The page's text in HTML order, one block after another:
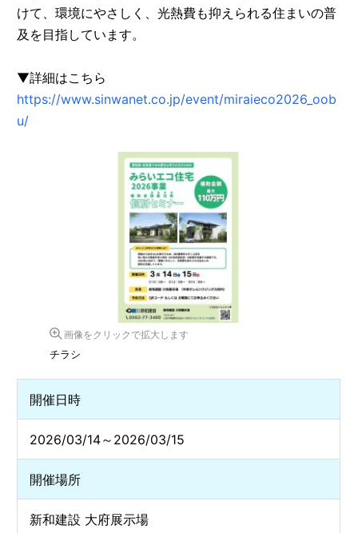
けて、環境にやさしく、光熱費も抑えられる住まいの普
及を目指しています。
▼詳細はこちら
https://www.sinwanet.co.jp/event/miraieco2026_oob
u/
画像をクリックで拡大します
チラシ
開催日時
2026/03/14～2026/03/15
開催場所
新和建設 大府展示場